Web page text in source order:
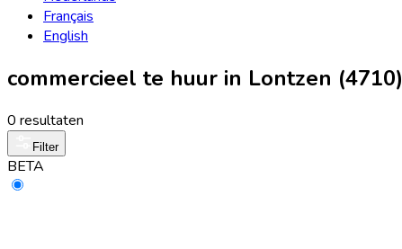
Français
English
commercieel te huur in Lontzen (4710)
0 resultaten
Filter
BETA